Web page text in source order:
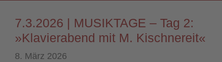
7.3.2026 | MUSIKTAGE – Tag 2:
»Klavierabend mit M. Kischnereit«
8. März 2026